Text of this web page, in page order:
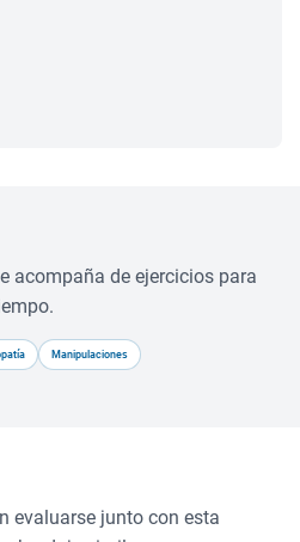
acompaña de ejercicios para
Manipulaciones
evaluarse junto con esta